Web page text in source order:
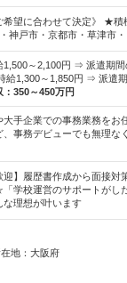
希望に合わせて決定》 ★
神戸市・京都市・草津市・
～2,100円 ⇒ 派遣期間
給1,300～1,850円 ⇒ 派遣
350～450万円
大手企業での事務業務をお
、事務デビューでも無理な
迎】履歴書作成から面接対
学校運営のサポートがし
な理想が叶います
地：大阪府